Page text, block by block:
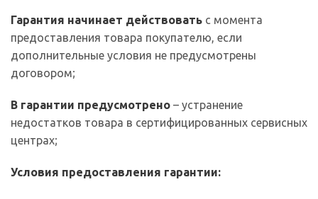
Гарантия начинает действовать с момента
предоставления товара покупателю, если
дополнительные условия не предусмотрены
договором;
В гарантии предусмотрено – устранение
недостатков товара в сертифицированных сервисных
центрах;
Условия предоставления гарантии: